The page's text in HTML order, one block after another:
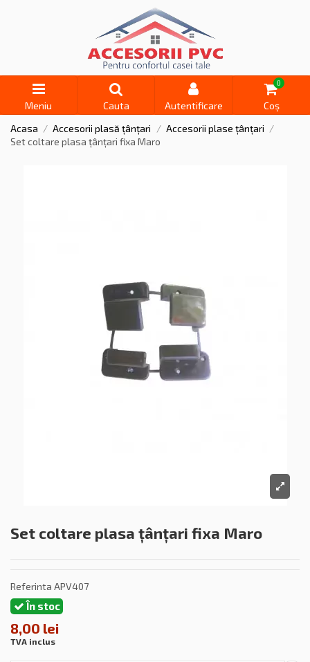
Meniu Cauta Autentificare
0
Coș
Acasa
Accesorii plasă țânțari
Accesorii plase țânțari
Set coltare plasa țânțari fixa Maro
Set coltare plasa țânțari fixa Maro
Referinta APV407
În stoc
8,00 lei
TVA inclus